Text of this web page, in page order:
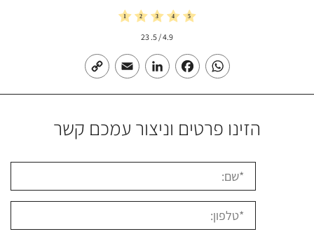
4.9
/ 5.
23
WhatsApp
Facebook
LinkedIn
Email
הזינו פרטים וניצור עמכם קשר